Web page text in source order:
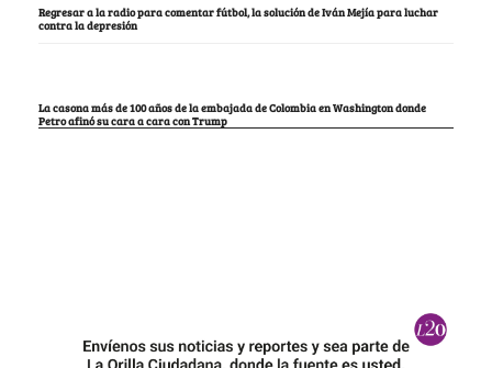
Regresar a la radio para comentar fútbol, la solución de Iván Mejía para luchar
contra la depresión
La casona más de 100 años de la embajada de Colombia en Washington donde
Petro afinó su cara a cara con Trump